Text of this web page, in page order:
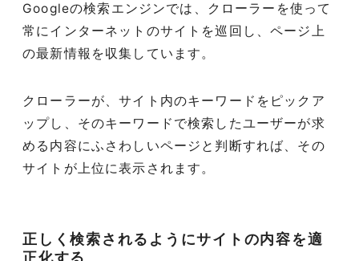
Googleの検索エンジンでは、クローラーを使って
常にインターネットのサイトを巡回し、ページ上
の最新情報を収集しています。
クローラーが、サイト内のキーワードをピックア
ップし、そのキーワードで検索したユーザーが求
める内容にふさわしいページと判断すれば、その
サイトが上位に表示されます。
正しく検索されるようにサイトの内容を適
正化する